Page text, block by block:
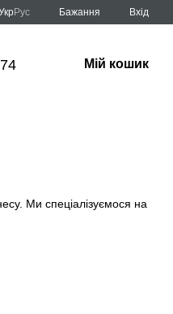
Рус Бажання Вхід
Мій кошик
Ми спеціалізуємося на